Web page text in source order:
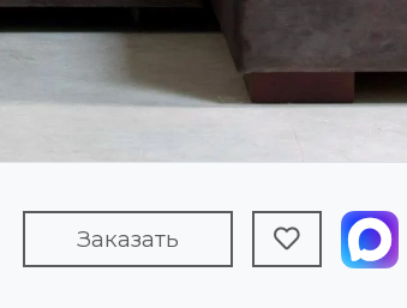
Заказать